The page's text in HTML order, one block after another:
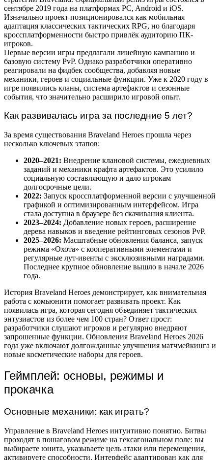
сентябре 2019 года на платформах PC, Android и iOS.
Изначально проект позиционировался как мобильная
адаптация классических тактических RPG, но благодаря
кроссплатформенности быстро привлёк аудиторию ПК-
игроков.
Первые версии игры предлагали линейную кампанию и
базовую систему PvP. Однако разработчики оперативно
реагировали на фидбек сообщества, добавляя новые
механики, героев и социальные функции. Уже к 2020 году в
игре появились кланы, система артефактов и сезонные
события, что значительно расширило игровой опыт.
Как развивалась игра за последние 5 лет?
За время существования Braveland Heroes прошла через
несколько ключевых этапов:
2020–2021: Внедрение клановой системы, ежедневных
заданий и механики крафта артефактов. Это усилило
социальную составляющую и дало игрокам
долгосрочные цели.
2022: Запуск кроссплатформенной версии с улучшенной
графикой и оптимизированным интерфейсом. Игра
стала доступна в браузере без скачивания клиента.
2023–2024: Добавление новых героев, расширение
дерева навыков и введение рейтинговых сезонов PvP.
2025–2026: Масштабные обновления баланса, запуск
режима «Охота» с кооперативными элементами и
регулярные лут-ивенты с эксклюзивными наградами.
Последнее крупное обновление вышло в начале 2026
года.
История Braveland Heroes демонстрирует, как внимательная
работа с комьюнити помогает развивать проект. Как
появилась игра, которая сегодня объединяет тактических
энтузиастов из более чем 100 стран? Ответ прост:
разработчики слушают игроков и регулярно внедряют
запрошенные функции. Обновления Braveland Heroes 2026
года уже включают долгожданные улучшения матчмейкинга и
новые косметические наборы для героев.
Геймплей: основы, режимы и
прокачка
Основные механики: как играть?
Управление в Braveland Heroes интуитивно понятно. Битвы
проходят в пошаговом режиме на гексагональном поле: вы
выбираете юнита, указываете цель атаки или перемещения,
активируете способности. Интерфейс адаптирован как для